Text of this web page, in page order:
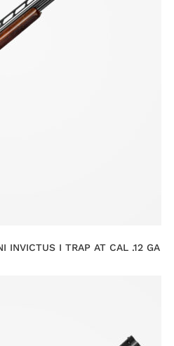
INVICTUS I TRAP AT CAL .12 GA